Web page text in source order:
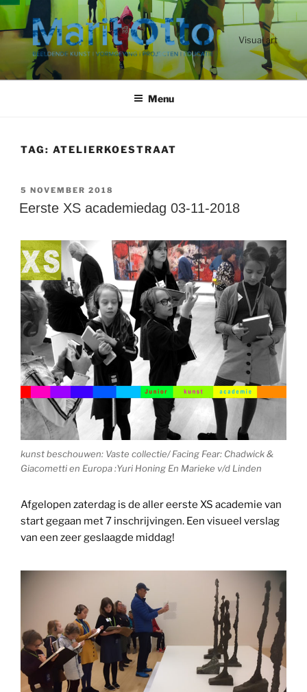
Ga
naar
de
Visual art
Menu
TAG: ATELIERKOESTRAAT
GEPLAATST
OP
5 NOVEMBER 2018
Eerste XS academiedag 03-11-2018
kunst beschouwen: Vaste collectie/ Facing Fear: Chadwick &
Giacometti en Europa :Yuri Honing En Marieke v/d Linden
Afgelopen zaterdag is de aller eerste XS academie van
start gegaan met 7 inschrijvingen. Een visueel verslag
van een zeer geslaagde middag!